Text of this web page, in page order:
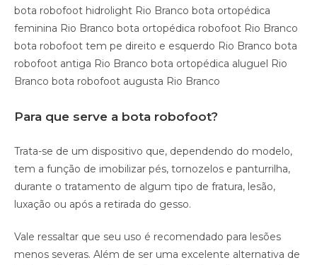
bota robofoot hidrolight Rio Branco bota ortopédica
feminina Rio Branco bota ortopédica robofoot Rio Branco
bota robofoot tem pe direito e esquerdo Rio Branco bota
robofoot antiga Rio Branco bota ortopédica aluguel Rio
Branco bota robofoot augusta Rio Branco
Para que serve a bota robofoot?
Trata-se de um dispositivo que, dependendo do modelo,
tem a função de imobilizar pés, tornozelos e panturrilha,
durante o tratamento de algum tipo de fratura, lesão,
luxação ou após a retirada do gesso.
Vale ressaltar que seu uso é recomendado para lesões
menos severas. Além de ser uma excelente alternativa de